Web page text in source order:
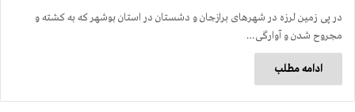
در پی زمین لرزه در شهرهای برازجان و دشستان در استان بوشهر كه به كشته و
مجروح شدن و آوارگی…
ادامه مطلب